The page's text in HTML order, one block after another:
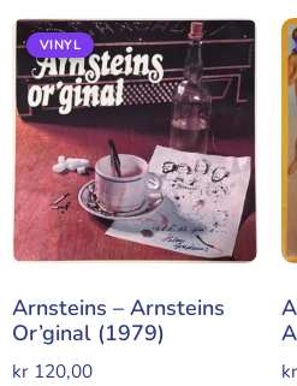
VINYL
Arnsteins – Arnsteins
Or’ginal (1979)
kr 120,00 kr